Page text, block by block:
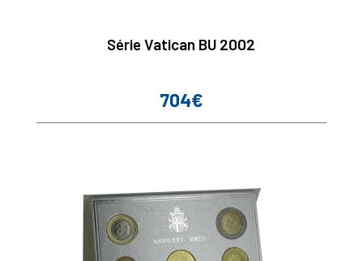
Série Vatican BU 2002
Prix
704€